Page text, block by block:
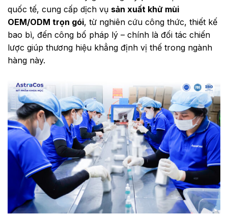
quốc tế, cung cấp dịch vụ sản xuất khử mùi
OEM/ODM trọn gói, từ nghiên cứu công thức, thiết kế
bao bì, đến công bố pháp lý – chính là đối tác chiến
lược giúp thương hiệu khẳng định vị thế trong ngành
hàng này.